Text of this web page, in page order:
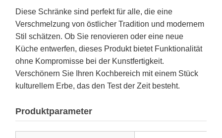
Diese Schränke sind perfekt für alle, die eine
Verschmelzung von östlicher Tradition und modernem
Stil schätzen. Ob Sie renovieren oder eine neue
Küche entwerfen, dieses Produkt bietet Funktionalität
ohne Kompromisse bei der Kunstfertigkeit.
Verschönern Sie Ihren Kochbereich mit einem Stück
kulturellem Erbe, das den Test der Zeit besteht.
Produktparameter